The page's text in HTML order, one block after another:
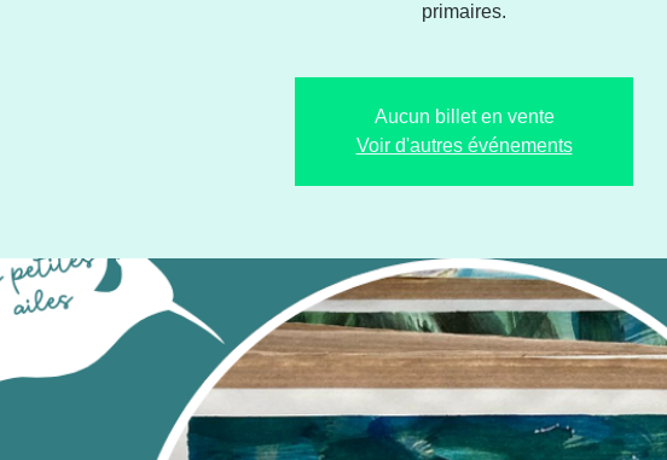
primaires.
Aucun billet en vente
Voir d'autres événements